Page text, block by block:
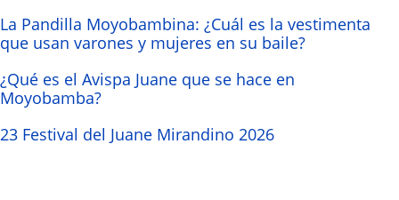
La Pandilla Moyobambina: ¿Cuál es la vestimenta
que usan varones y mujeres en su baile?
¿Qué es el Avispa Juane que se hace en
Moyobamba?
23 Festival del Juane Mirandino 2026